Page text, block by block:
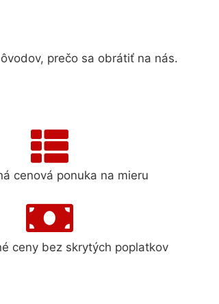
prečo sa obrátiť na nás.
cenová ponuka na mieru
ceny bez skrytých poplatkov